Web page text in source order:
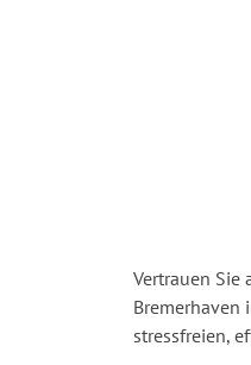
Vertrauen Sie
Bremerhaven
stressfreien,